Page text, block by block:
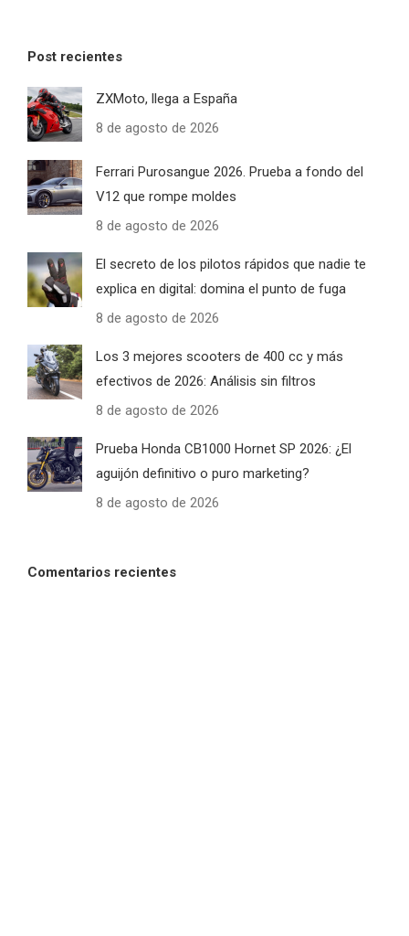
Post recientes
ZXMoto, llega a España
8 de agosto de 2026
Ferrari Purosangue 2026. Prueba a fondo del
V12 que rompe moldes
8 de agosto de 2026
El secreto de los pilotos rápidos que nadie te
explica en digital: domina el punto de fuga
8 de agosto de 2026
Los 3 mejores scooters de 400 cc y más
efectivos de 2026: Análisis sin filtros
8 de agosto de 2026
Prueba Honda CB1000 Hornet SP 2026: ¿El
aguijón definitivo o puro marketing?
8 de agosto de 2026
Comentarios recientes